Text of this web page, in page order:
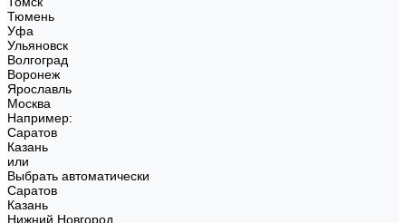
Тюмень
Уфа
Ульяновск
Волгоград
Воронеж
Ярославль
Москва
Например:
Саратов
Казань
или
Выбрать автоматически
Саратов
Казань
Нижний Новгород